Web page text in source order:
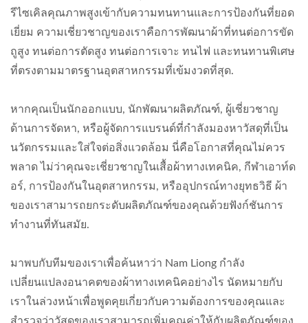
รีไซเคิลคุณภาพสูงเข้ากับความทนทานและการป้องกันที่ยอด
เยี่ยม ความเชี่ยวชาญของเราคือการพัฒนาผ้าที่ทนต่อการขัด
ถูสูง ทนต่อการตัดสูง ทนต่อการเจาะ ทนไฟ และทนทานพิเศษ
ที่ตรงตามมาตรฐานอุตสาหกรรมที่เข้มงวดที่สุด.
หากคุณเป็นนักออกแบบ, นักพัฒนาผลิตภัณฑ์, ผู้เชี่ยวชาญ
ด้านการจัดหา, หรือผู้จัดการแบรนด์ที่กำลังมองหาวัสดุที่เป็น
นวัตกรรมและใส่ใจต่อสิ่งแวดล้อม นี่คือโอกาสที่คุณไม่ควร
พลาด ไม่ว่าคุณจะเชี่ยวชาญในเสื้อผ้าทางเทคนิค, กีฬาเอาท์ด
อร์, การป้องกันในอุตสาหกรรม, หรืออุปกรณ์ทางยุทธวิธี ผ้า
ของเราสามารถยกระดับผลิตภัณฑ์ของคุณด้วยฟังก์ชันการ
ทำงานที่ทันสมัย.
มาพบกับทีมของเราเพื่อค้นหาว่า Nam Liong กำลัง
เปลี่ยนแปลงอนาคตของผ้าทางเทคนิคอย่างไร นัดหมายกับ
เราในล่วงหน้าเพื่อพูดคุยเกี่ยวกับความต้องการของคุณและ
สำรวจว่าวัสดุของเราสามารถเพิ่มคุณค่าให้กับผลิตภัณฑ์ของ